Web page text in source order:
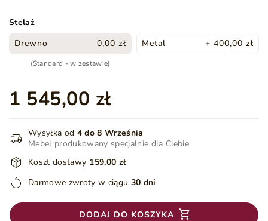
Stelaż
Drewno
0,00 zł
(Standard - w zestawie)
Metal + 400,00 zł
1 545,00 zł
Wysyłka od 4 do 8 Września
Mebel produkowany specjalnie dla Ciebie
Koszt dostawy 159,00 zł
Darmowe zwroty w ciągu 30 dni
DODAJ DO KOSZYKA